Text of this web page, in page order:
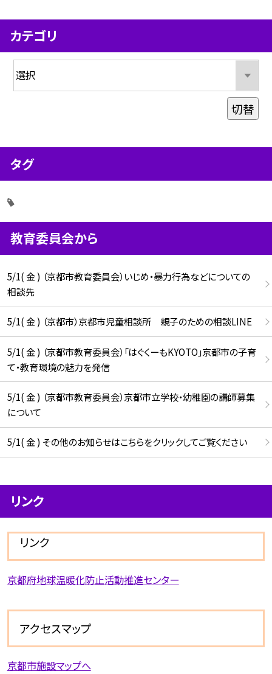
カテゴリ
切替
タグ
教育委員会から
5/1( 金 ) （京都市教育委員会）いじめ・暴力行為などについての
相談先
5/1( 金 ) （京都市）京都市児童相談所 親子のための相談LINE
5/1( 金 ) （京都市教育委員会）「はぐくーもKYOTO」京都市の子育
て・教育環境の魅力を発信
5/1( 金 ) （京都市教育委員会）京都市立学校・幼稚園の講師募集
について
5/1( 金 ) その他のお知らせはこちらをクリックしてご覧ください
リンク
リンク
京都府地球温暖化防止活動推進センター
アクセスマップ
京都市施設マップへ